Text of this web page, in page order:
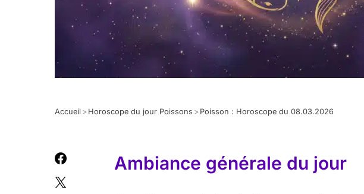
Accueil > Horoscope du jour Poissons > Poisson : Horoscope du 08.03.2026
Ambiance générale du jour